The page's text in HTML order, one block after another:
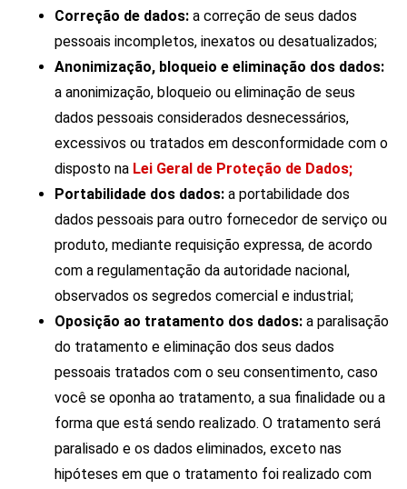
Correção de dados: a correção de seus dados
pessoais incompletos, inexatos ou desatualizados;
Anonimização, bloqueio e eliminação dos dados:
a anonimização, bloqueio ou eliminação de seus
dados pessoais considerados desnecessários,
excessivos ou tratados em desconformidade com o
disposto na Lei Geral de Proteção de Dados;
Portabilidade dos dados: a portabilidade dos
dados pessoais para outro fornecedor de serviço ou
produto, mediante requisição expressa, de acordo
com a regulamentação da autoridade nacional,
observados os segredos comercial e industrial;
Oposição ao tratamento dos dados: a paralisação
do tratamento e eliminação dos seus dados
pessoais tratados com o seu consentimento, caso
você se oponha ao tratamento, a sua finalidade ou a
forma que está sendo realizado. O tratamento será
paralisado e os dados eliminados, exceto nas
hipóteses em que o tratamento foi realizado com